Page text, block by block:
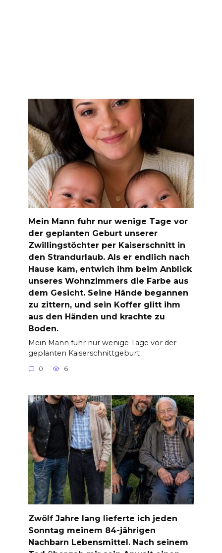
Mein Mann fuhr nur wenige Tage vor
der geplanten Geburt unserer
Zwillingstöchter per Kaiserschnitt in
den Strandurlaub. Als er endlich nach
Hause kam, entwich ihm beim Anblick
unseres Wohnzimmers die Farbe aus
dem Gesicht. Seine Hände begannen
zu zittern, und sein Koffer glitt ihm
aus den Händen und krachte zu
Boden.
Mein Mann fuhr nur wenige Tage vor der
geplanten Kaiserschnittgeburt
0 6
Zwölf Jahre lang lieferte ich jeden
Sonntag meinem 84-jährigen
Nachbarn Lebensmittel. Nach seinem